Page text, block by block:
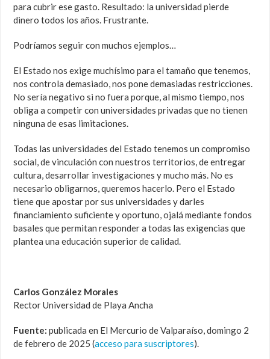
para cubrir ese gasto. Resultado: la universidad pierde
dinero todos los años. Frustrante.
Podríamos seguir con muchos ejemplos…
El Estado nos exige muchísimo para el tamaño que tenemos,
nos controla demasiado, nos pone demasiadas restricciones.
No sería negativo si no fuera porque, al mismo tiempo, nos
obliga a competir con universidades privadas que no tienen
ninguna de esas limitaciones.
Todas las universidades del Estado tenemos un compromiso
social, de vinculación con nuestros territorios, de entregar
cultura, desarrollar investigaciones y mucho más. No es
necesario obligarnos, queremos hacerlo. Pero el Estado
tiene que apostar por sus universidades y darles
financiamiento suficiente y oportuno, ojalá mediante fondos
basales que permitan responder a todas las exigencias que
plantea una educación superior de calidad.
Carlos González Morales
Rector Universidad de Playa Ancha
Fuente: publicada en El Mercurio de Valparaíso, domingo 2
de febrero de 2025 (acceso para suscriptores).